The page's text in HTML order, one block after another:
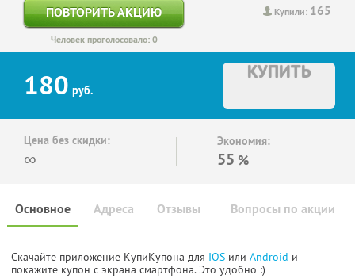
Купили: 165
ПОВТОРИТЬ АКЦИЮ
Человек проголосовало: 0
180 руб.
КУПИТЬ
Цена без скидки:
∞
Экономия:
55 %
Основное Отзывы Вопросы по акции
Адреса
Скачайте приложение КупиКупона для IOS или Android и
покажите купон с экрана смартфона. Это удобно :)